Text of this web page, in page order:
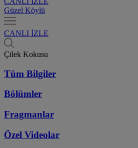
Güzel Köylü
CANLI İZLE
Çilek Kokusu
Tüm Bilgiler
Bölümler
Fragmanlar
Özel Videolar